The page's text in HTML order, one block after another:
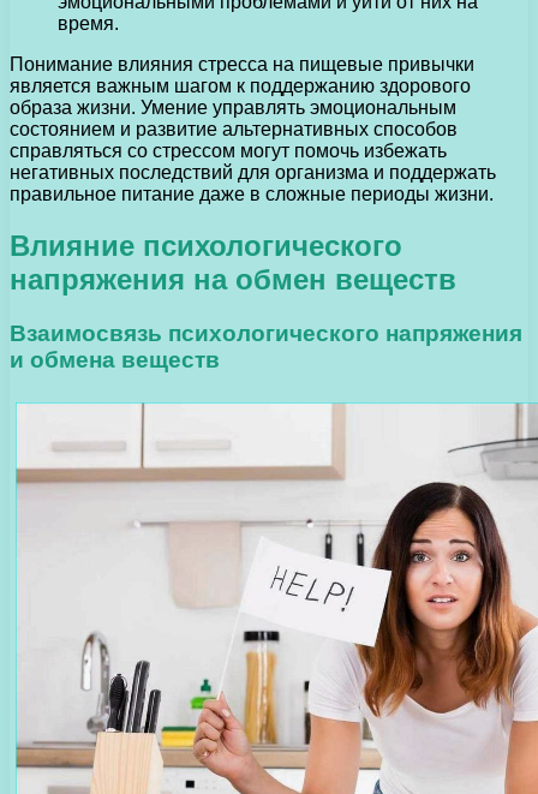
время.
Понимание влияния стресса на пищевые привычки
является важным шагом к поддержанию здорового
образа жизни. Умение управлять эмоциональным
состоянием и развитие альтернативных способов
справляться со стрессом могут помочь избежать
негативных последствий для организма и поддержать
правильное питание даже в сложные периоды жизни.
Влияние психологического
напряжения на обмен веществ
Взаимосвязь психологического напряжения
и обмена веществ